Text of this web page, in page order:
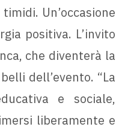
Un’occasione
positiva. L’invito
che diventerà la
dell’evento. “La
e sociale,
liberamente e